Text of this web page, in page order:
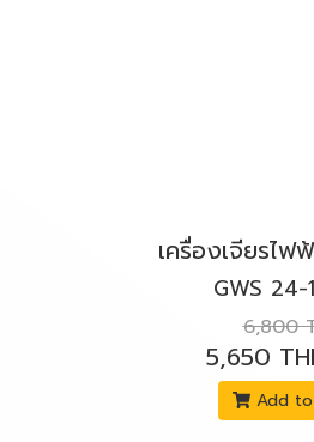
GWS 24-
6,800
5,650
Add